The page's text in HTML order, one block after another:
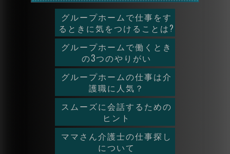
グループホームで仕事をす
るときに気をつけることは?
グループホームで働くとき
の3つのやりがい
グループホームの仕事は介
護職に人気？
スムーズに会話するための
ヒント
ママさん介護士の仕事探し
について